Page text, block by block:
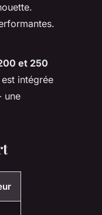
et 250
intégrée
une